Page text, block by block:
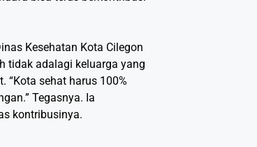
Kesehatan Kota Cilegon
tidak adalagi keluarga yang
“Kota sehat harus 100%
Tegasnya. Ia
kontribusinya.